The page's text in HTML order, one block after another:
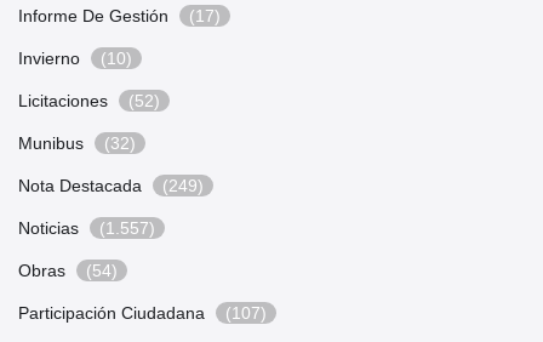
Informe De Gestión (17)
Invierno (10)
Licitaciones (52)
Munibus (32)
Nota Destacada (249)
Noticias (1.557)
Obras (54)
Participación Ciudadana (107)